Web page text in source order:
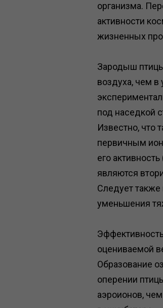
организма.
активности
жизненных
Зародыш
воздуха, чем в
под наседкой
Известно, что
первичным
его
являются
Следует также
уменьшения
оцениваемой
Образование
оперении
аэроионов,